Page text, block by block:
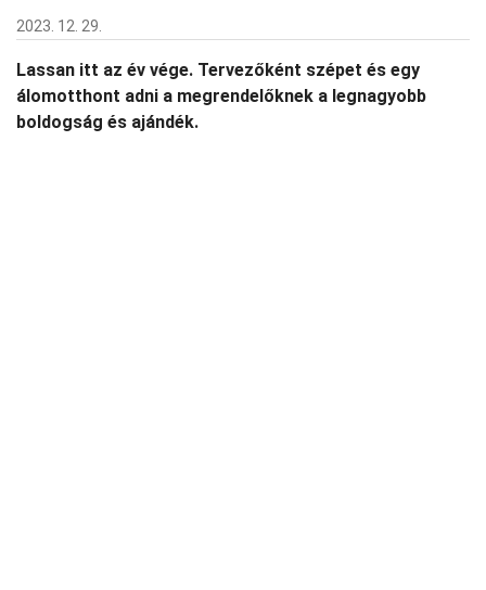
2023. 12. 29.
Lassan itt az év vége. Tervezőként szépet és egy
álomotthont adni a megrendelőknek a legnagyobb
boldogság és ajándék.